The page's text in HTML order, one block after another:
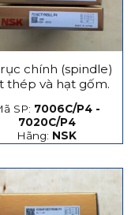
chính (spindle)
thép và hạt gốm.
SP: 7006C/P4 -
7020C/P4
Hãng: NSK